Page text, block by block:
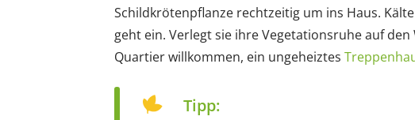
Schildkrötenpflanze rechtzeitig um ins Haus.
geht ein. Verlegt sie ihre Vegetationsruhe auf
Quartier willkommen, ein ungeheiztes
Tipp: